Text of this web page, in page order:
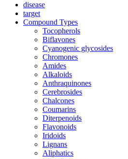
disease
target
Compound Types
Tocopherols
Biflavones
Cyanogenic glycosides
Chromones
Amides
Alkaloids
Anthraquinones
Cerebrosides
Chalcones
Coumarins
Diterpenoids
Flavonoids
Iridoids
Lignans
Aliphatics